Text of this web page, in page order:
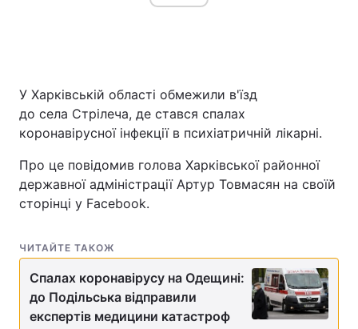
У Харківській області обмежили в'їзд
до села Стрілеча, де стався спалах
коронавірусної інфекції в психіатричній лікарні.
Про це повідомив голова Харківської районної
державної адміністрації Артур Товмасян на своїй
сторінці у Facebook.
ЧИТАЙТЕ ТАКОЖ
Спалах коронавірусу на Одещині:
до Подільська відправили
експертів медицини катастроф